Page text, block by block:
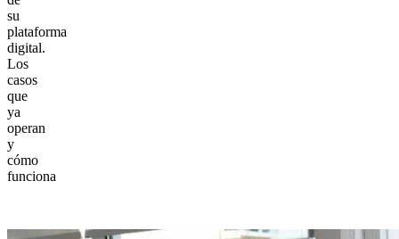
su
plataforma
digital.
Los
casos
que
ya
operan
y
cómo
funciona